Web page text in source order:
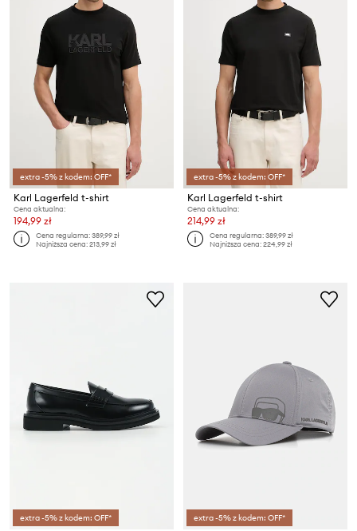
extra -5% z kodem: OFF*
Karl Lagerfeld t-shirt
Cena aktualna:
194,99 zł
Cena regularna:389,99 zł
Najniższa cena:213,99 zł
extra -5% z kodem: OFF*
Karl Lagerfeld t-shirt
Cena aktualna:
214,99 zł
Cena regularna:389,99 zł
Najniższa cena:224,99 zł
extra -5% z kodem: OFF* extra -5% z kodem: OFF*